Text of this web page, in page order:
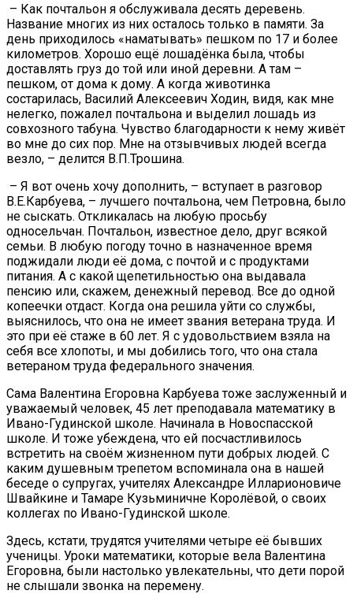
– Как почтальон я обслуживала десять деревень.
Название многих из них осталось только в памяти. За
день приходилось «наматывать» пешком по 17 и более
километров. Хорошо ещё лошадёнка была, чтобы
доставлять груз до той или иной деревни. А там –
пешком, от дома к дому. А когда животинка
состарилась, Василий Алексеевич Ходин, видя, как мне
нелегко, пожалел почтальона и выделил лошадь из
совхозного табуна. Чувство благодарности к нему живёт
во мне до сих пор. Мне на отзывчивых людей всегда
везло, – делится В.П.Трошина.
– Я вот очень хочу дополнить, – вступает в разговор
В.Е.Карбуева, – лучшего почтальона, чем Петровна, было
не сыскать. Откликалась на любую просьбу
односельчан. Почтальон, известное дело, друг всякой
семьи. В любую погоду точно в назначенное время
поджидали люди её дома, с почтой и с продуктами
питания. А с какой щепетильностью она выдавала
пенсию или, скажем, денежный перевод. Все до одной
копеечки отдаст. Когда она решила уйти со службы,
выяснилось, что она не имеет звания ветерана труда. И
это при её стаже в 60 лет. Я с удовольствием взяла на
себя все хлопоты, и мы добились того, что она стала
ветераном труда федерального значения.
Сама Валентина Егоровна Карбуева тоже заслуженный и
уважаемый человек, 45 лет преподавала математику в
Ивано-Гудинской школе. Начинала в Новоспасской
школе. И тоже убеждена, что ей посчастливилось
встретить на своём жизненном пути добрых людей. С
каким душевным трепетом вспоминала она в нашей
беседе о супругах, учителях Александре Илларионовиче
Швайкине и Тамаре Кузьминичне Королёвой, о своих
коллегах по Ивано-Гудинской школе.
Здесь, кстати, трудятся учителями четыре её бывших
ученицы. Уроки математики, которые вела Валентина
Егоровна, были настолько увлекательны, что дети порой
не слышали звонка на перемену.